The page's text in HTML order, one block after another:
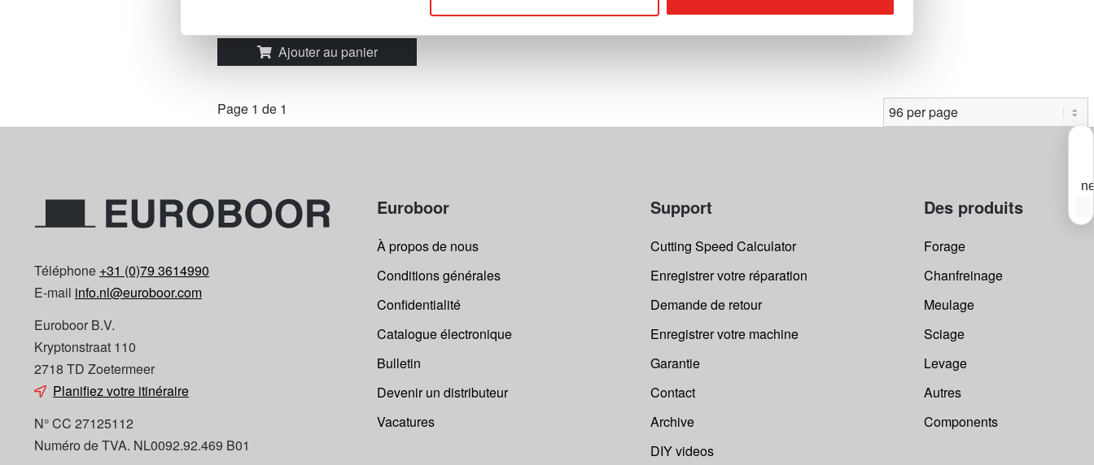
Ajouter au panier
Page 1 de 1
Téléphone +31 (0)79 3614990
E-mail info.nl@euroboor.com
Euroboor B.V.
Kryptonstraat 110
2718 TD Zoetermeer
Planifiez votre itinéraire
N° CC 27125112
Numéro de TVA. NL0092.92.469 B01
Euroboor
À propos de nous
Conditions générales
Confidentialité
Catalogue électronique
Bulletin
Devenir un distributeur
Vacatures
Support
Cutting Speed Calculator
Enregistrer votre réparation
Demande de retour
Enregistrer votre machine
Garantie
Contact
Archive
DIY videos
Des produits
Forage
Chanfreinage
Meulage
Sciage
Levage
Autres
Components